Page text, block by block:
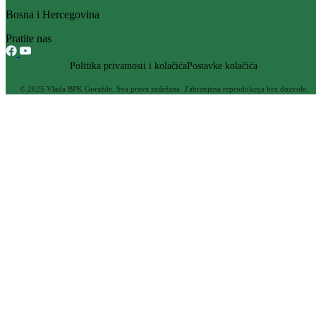
Bosna i Hercegovina
Pratite nas
Politika privatnosti i kolačićaPostavke kolačića
© 2025 Vlada BPK Goražde. Sva prava zadržana. Zabranjena reprodukcija bez dozvole.